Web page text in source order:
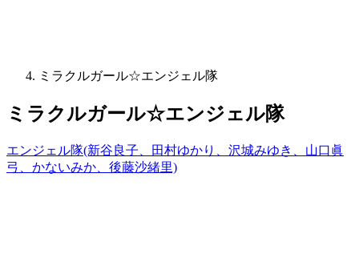
ミラクルガール☆エンジェル隊
ミラクルガール☆エンジェル隊
エンジェル隊(新谷良子、田村ゆかり、沢城みゆき、山口眞
弓、かないみか、後藤沙緒里)